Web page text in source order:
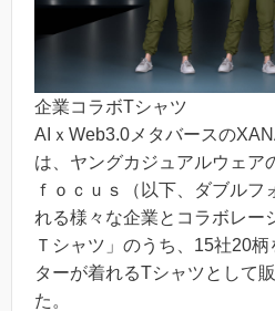
企業コラボTシャツ
AIｘWeb3.0メタバースの
は、ヤングカジュアルウェア
ｆｏｃｕｓ（以下、ダブルフ
れる様々な企業とコラボレー
Ｔシャツ」のうち、15社20
ターが着れるTシャツとして
た。